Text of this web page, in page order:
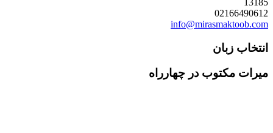
13185
02166490612
info@mirasmaktoob.com
انتخاب زبان
میرات مکتوب در چهارراه